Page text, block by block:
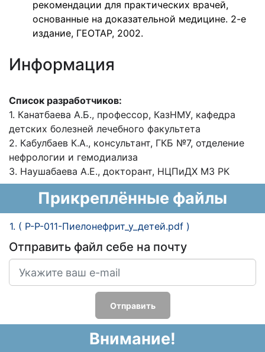
рекомендации для практических врачей,
основанные на доказательной медицине. 2-е
издание, ГЕОТАР, 2002.
Информация
Список разработчиков:
1. Канатбаева А.Б., профессор, КазНМУ, кафедра
детских болезней лечебного факультета
2. Кабулбаев К.А., консультант, ГКБ №7, отделение
нефрологии и гемодиализа
3. Наушабаева А.Е., докторант, НЦПиДХ МЗ РК
Прикреплённые файлы
1. ( P-P-011-Пиелонефрит_у_детей.pdf )
Отправить файл себе на почту
Отправить
Внимание!